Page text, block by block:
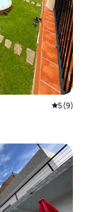
レビュー
5 (9)